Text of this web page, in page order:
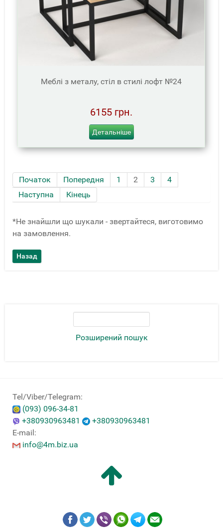
Розширений пошук
Меблі з металу, стіл в стилі лофт №24
6155 грн.
Детальніше
Початок Попередня 1 2 3
4
Наступна
Кінець
*Не знайшли що шукали - звертайтеся, виготовимо
на замовлення.
Tel/Viber/Telegram:
(093) 096-34-81
+380930963481
+380930963481
E-mail:
info@4m.biz.ua